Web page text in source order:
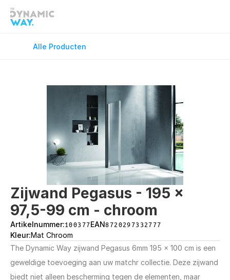
Keukenkranen
Vloerverwarming
Wastafelkranen
Alle Producten
Zijwand Pegasus - 195 x
97,5-99 cm - chroom
Artikelnummer:100377EAN8720297332777
Kleur:Mat Chroom
The Dynamic Way zijwand Pegasus 6mm 195 x 100 cm is een
geweldige toevoeging aan uw matchr collectie. Deze zijwand
biedt niet alleen bescherming tegen de elementen, maar